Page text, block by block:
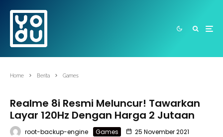
Home Berita Games
Realme 8i Resmi Meluncur! Tawarkan
Layar 120Hz Dengan Harga 2 Jutaan
root-backup-engine Games 25 November 2021